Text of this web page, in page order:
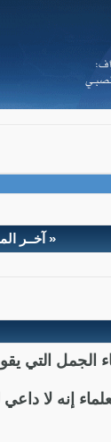
« آخــر
التي
إنه